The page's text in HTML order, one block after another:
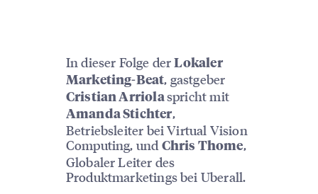
In dieser Folge derLokaler
Marketing-Beat, gastgeber
Cristian Arriolaspricht mit
Amanda Stichter,
Betriebsleiter bei Virtual Vision
Computing, und Chris Thome,
Globaler Leiter des
Produktmarketings bei Uberall.